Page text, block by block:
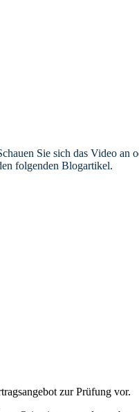
Sie sich das Video an
folgenden Blogartikel.
zur Prüfung vor.